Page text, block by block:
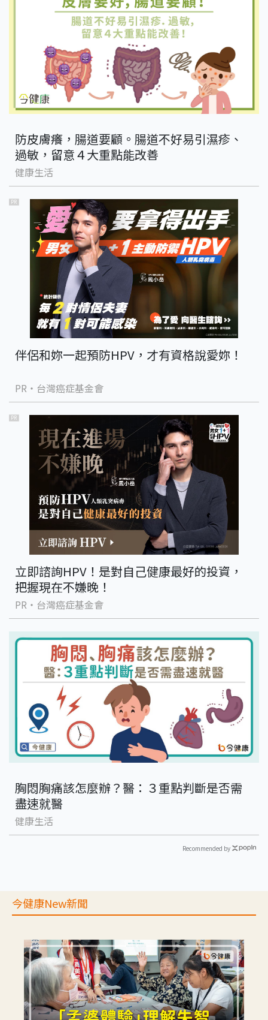
防皮膚癢，腸道要顧。腸道不好易引濕疹、
過敏，留意４大重點能改善
健康生活
PR
伴侶和妳一起預防HPV，才有資格說愛妳！
PR・台灣癌症基金會
PR
立即諮詢HPV！是對自己健康最好的投資，
把握現在不嫌晚！
PR・台灣癌症基金會
胸悶胸痛該怎麼辦？醫：３重點判斷是否需
盡速就醫
健康生活
Recommended by
今健康New新聞